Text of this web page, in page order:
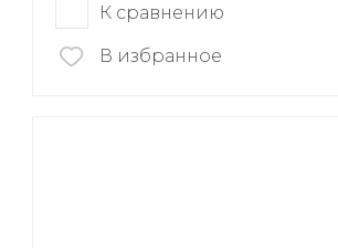
К сравнению
В избранное